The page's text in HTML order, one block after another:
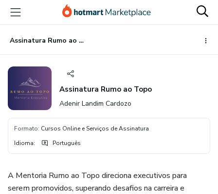
para
conteúdo
principal
para
pagamento
para
rodapé
Assinatura Rumo ao Topo
Assinatura Rumo ao Topo
Adenir Landim Cardozo
Formato: Cursos Online e Serviços de Assinatura
Idioma: Português
A Mentoria Rumo ao Topo direciona executivos para
serem promovidos, superando desafios na carreira e